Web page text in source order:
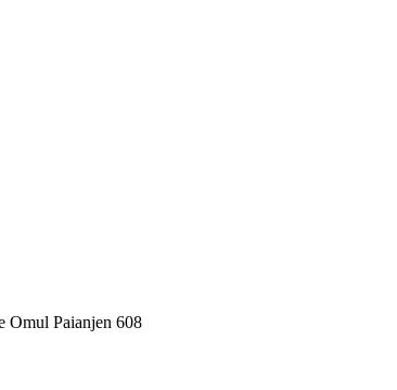
Omul Paianjen 608